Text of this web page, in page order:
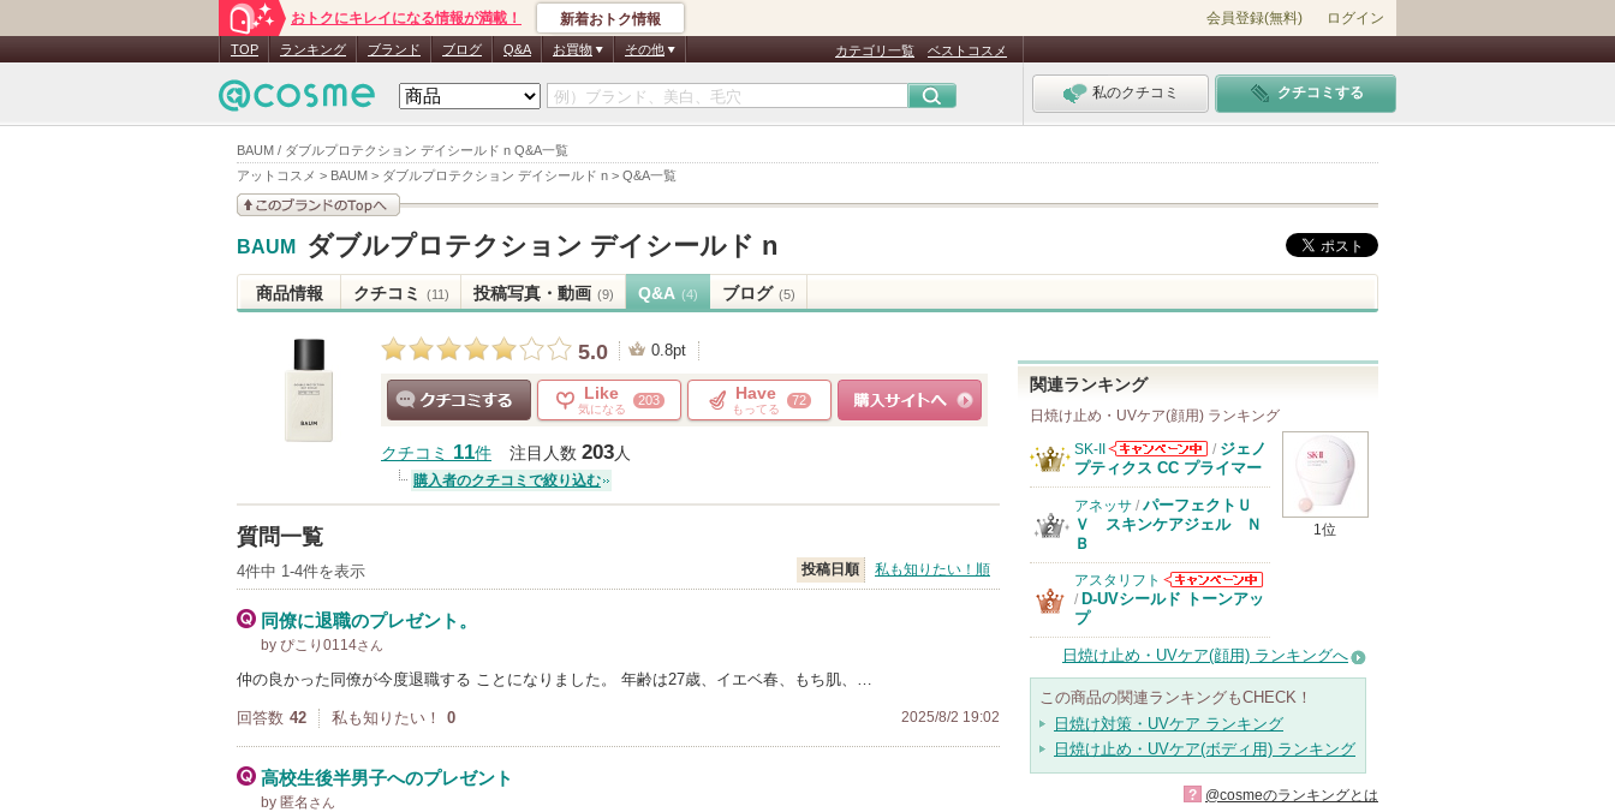
BAUM / ダブルプロテクション デイシールド n Q&A一覧
アットコスメ > BAUM > ダブルプロテクション デイシールド n > Q&A一覧
おトクにキレイになる情報が満載！ 新着おトク情報 会員登録(無料) ログイン
TOP ランキング ブランド ブログ Q&A お買物 その他 カテゴリ一覧 ベストコスメ
私のクチコミ クチコミする
このブランドの情報を
BAUM ダブルプロテクション デイシールド n
商品情報 クチコミ (11) 投稿写真・動画 (9) Q&A (4) ブログ (5)
5.0 0.8pt
Like
気になる
203 Have
もってる
72
クチコミ 11件 注目人数 203人
購入者のクチコミで絞り込む
質問一覧
4件中 1-4件を表示 投稿日順 私も知りたい！順
同僚に退職のプレゼント。
by ぴこり0114さん
仲の良かった同僚が今度退職する ことになりました。 年齢は27歳、イエベ春、もち肌、…
回答数 42 私も知りたい！ 0 2025/8/2 19:02
高校生後半男子へのプレゼント
by 匿名 さん
関連ランキング
日焼け止め・UVケア(顔用) ランキング
1位
SK-II
SK-IIからのお
知らせがありま
す
/ ジェノ
プティクス CC プライマー
アネッサ / パーフェクトＵ
Ｖ スキンケアジェル Ｎ
Ｂ
アスタリフト
アスタリフトか
/ D-UVシールド トーンアッ
プ
日焼け止め・UVケア(顔用) ランキングへ
この商品の関連ランキングもCHECK！
日焼け対策・UVケア ランキング
日焼け止め・UVケア(ボディ用) ランキング
? @cosmeのランキングとは